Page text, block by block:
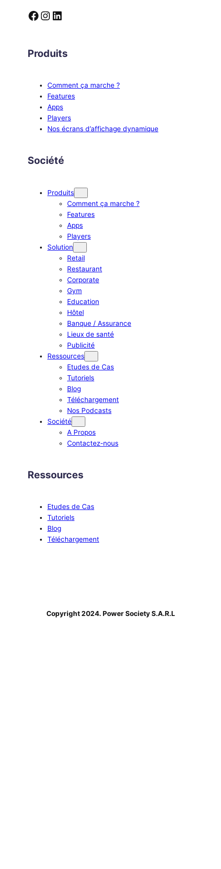
Facebook Instagram LinkedIn
Produits
Comment ça marche ?
Features
Apps
Players
Nos écrans d’affichage dynamique
Société
Produits
Comment ça marche ?
Features
Apps
Players
Solution
Retail
Restaurant
Corporate
Gym
Education
Hôtel
Banque / Assurance
Lieux de santé
Publicité
Ressources
Etudes de Cas
Tutoriels
Blog
Téléchargement
Nos Podcasts
Société
A Propos
Contactez-nous
Ressources
Etudes de Cas
Tutoriels
Blog
Téléchargement
Copyright 2024. Power Society S.A.R.L